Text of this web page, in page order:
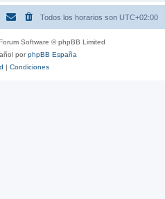
Todos los horarios son UTC+02:00
Software © phpBB Limited
porphpBB España
| Condiciones